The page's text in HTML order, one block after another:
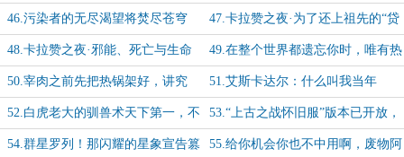
联合的也只有... 实本座怎么办？在线等，挺急的
46.污染者的无尽渴望将焚尽苍穹 47.卡拉赞之夜·为了还上祖先的“贷
款”，凯子也是拼了
48.卡拉赞之夜·邪能、死亡与生命
决定开银趴，虚空也得到了邀请
49.在整个世界都遗忘你时，唯有热
情似火的恶魔还记得你，多让人感动
啊
50.宰肉之前先把热锅架好，讲究 51.艾斯卡达尔：什么叫我当年
的“情债”上门啦？小树妖不要害本座
啊！
52.白虎老大的驯兽术天下第一，不
接受反驳
53.“上古之战怀旧服”版本已开放，
老资历们赶紧各显神通吧
54.群星罗列！那闪耀的星象宣告篡 55.给你机会你也不中用啊，废物阿